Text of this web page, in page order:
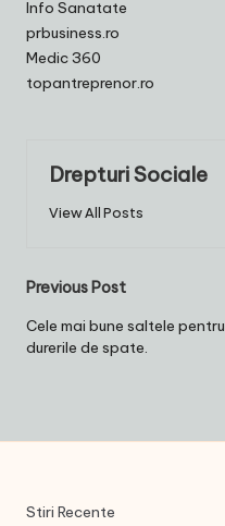
Info Sanatate
prbusiness.ro
Medic 360
topantreprenor.ro
Drepturi Sociale
View All Posts
Post
navigation
Previous Post
Cele mai bune saltele pentru
durerile de spate.
Stiri Recente